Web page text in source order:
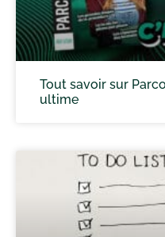
Tout savoir sur
ultime